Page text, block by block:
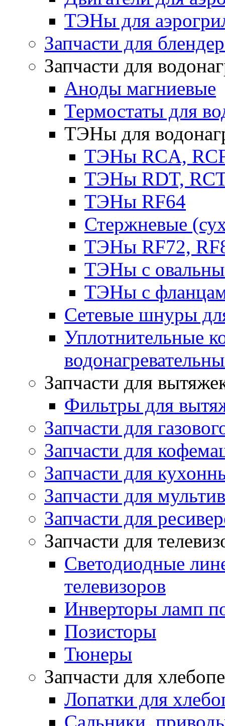
ТЭНы для
Запчасти для
Запчасти для
Аноды магниевые
Термостаты для
ТЭНы для
ТЭНы RCA,
ТЭНы RDT,
ТЭНы RF64
Стержневые
ТЭНы RF72,
ТЭНы с
ТЭНы с
Сетевые шнуры
Уплотнительные
Запчасти для
Фильтры для
Запчасти для
Запчасти для
Запчасти для
Запчасти для
Запчасти для
Запчасти для
Светодиодные
телевизоров
Инверторы ламп
Позисторы
Тюнеры
Запчасти для
Лопатки для